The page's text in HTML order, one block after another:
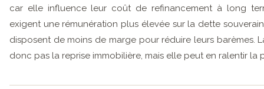
car elle influence leur coût de refinancement à long
exigent une rémunération plus élevée sur la dette
disposent de moins de marge pour réduire leurs barèmes.
donc pas la reprise immobilière, mais elle peut en ralentir la